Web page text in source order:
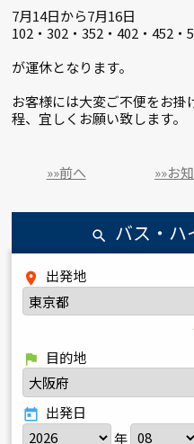
search バス・ハ
place 出発地
flag
目的地
today 出発日
年
7月14日から7月16日
102・302・352・402・452・
が運休となります。
お客様には大変ご不便をお
程、宜しくお願い致します。
»»前へ »»お